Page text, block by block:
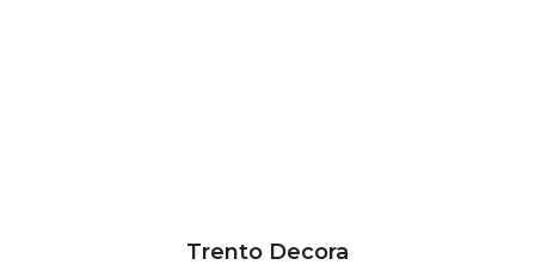
Trento Decora